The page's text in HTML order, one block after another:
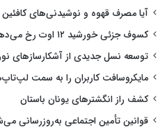
آیا مصرف قهوه و نوشیدنی‌های
کسوف جزئی خورشید ۱۲ اوت رخ می‌دهد
توسعه نسل جدیدی از آشکارسازهای
مایکروسافت کاربران را به سمت
کشف راز انگشترهای یونان باستان
قوانین تأمین اجتماعی به‌روزرسانی